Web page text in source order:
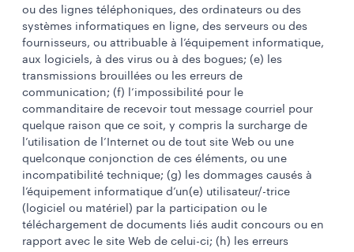
ou des lignes téléphoniques, des ordinateurs ou des
systèmes informatiques en ligne, des serveurs ou des
fournisseurs, ou attribuable à l’équipement informatique,
aux logiciels, à des virus ou à des bogues; (e) les
transmissions brouillées ou les erreurs de
communication; (f) l’impossibilité pour le
commanditaire de recevoir tout message courriel pour
quelque raison que ce soit, y compris la surcharge de
l’utilisation de l’Internet ou de tout site Web ou une
quelconque conjonction de ces éléments, ou une
incompatibilité technique; (g) les dommages causés à
l’équipement informatique d’un(e) utilisateur/-trice
(logiciel ou matériel) par la participation ou le
téléchargement de documents liés audit concours ou en
rapport avec le site Web de celui-ci; (h) les erreurs